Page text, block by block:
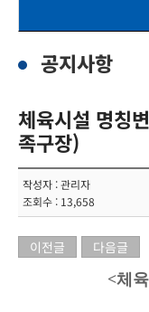
공지사항
체육시설 명칭
족구장)
작성자 : 관리자
조회수 : 13,658
이전글 다음글
<체